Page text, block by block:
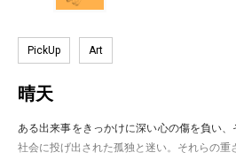
PickUp Art
晴天
ある出来事をきっかけに深い心の傷を負い
社会に投げ出された孤独と迷い。それらの重